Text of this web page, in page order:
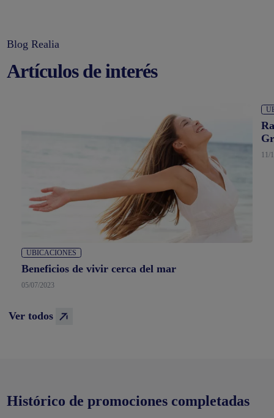
Blog Realia
Artículos de interés
Ver todos
UBICACIONES
Beneficios de vivir cerca del mar
05/07/2023
11/
Histórico de promociones completadas